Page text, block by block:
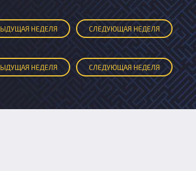
ЫДУЩАЯ НЕДЕЛЯ СЛЕДУЮЩАЯ НЕДЕЛЯ
ЫДУЩАЯ НЕДЕЛЯ СЛЕДУЮЩАЯ НЕДЕЛЯ